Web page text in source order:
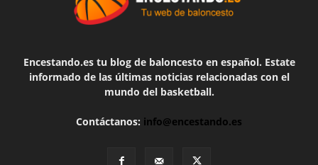
Encestando.es tu blog de baloncesto en español. Estate
informado de las últimas noticias relacionadas con el
mundo del basketball.
Contáctanos: info@encestando.es